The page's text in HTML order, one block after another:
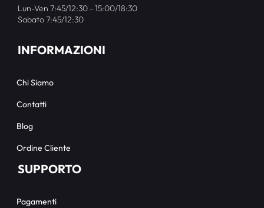
Lun-Ven 7:45/12:30 - 15:00/18:30
Sabato 7:45/12:30
INFORMAZIONI
Chi Siamo
Contatti
Blog
Ordine Cliente
SUPPORTO
Pagamenti